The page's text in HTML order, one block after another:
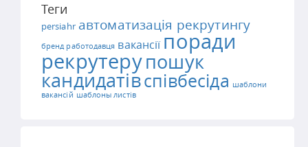
Теги
persiahr автоматизація рекрутингу
бренд работодавця вакансії поради
рекрутерупошук
кандидатівспівбесіда шаблони
вакансій шаблоны листів